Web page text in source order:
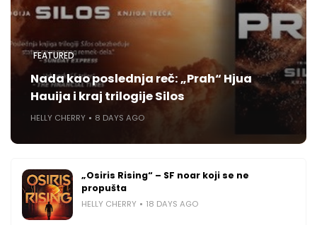
FEATURED
Nada kao poslednja reč: „Prah“ Hjua
Hauija i kraj trilogije Silos
HELLY CHERRY 8 DAYS AGO
„Osiris Rising“ – SF noar koji se ne
propušta
HELLY CHERRY 18 DAYS AGO